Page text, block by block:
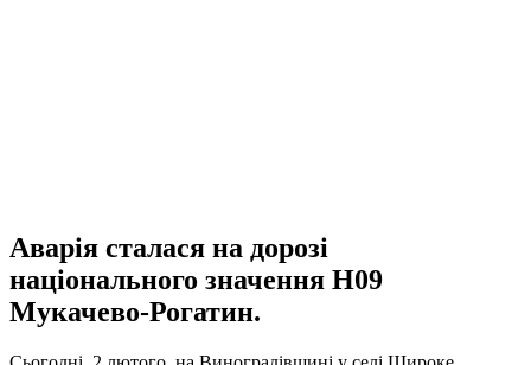
Аварія сталася на дорозі
національного значення Н09
Мукачево-Рогатин.